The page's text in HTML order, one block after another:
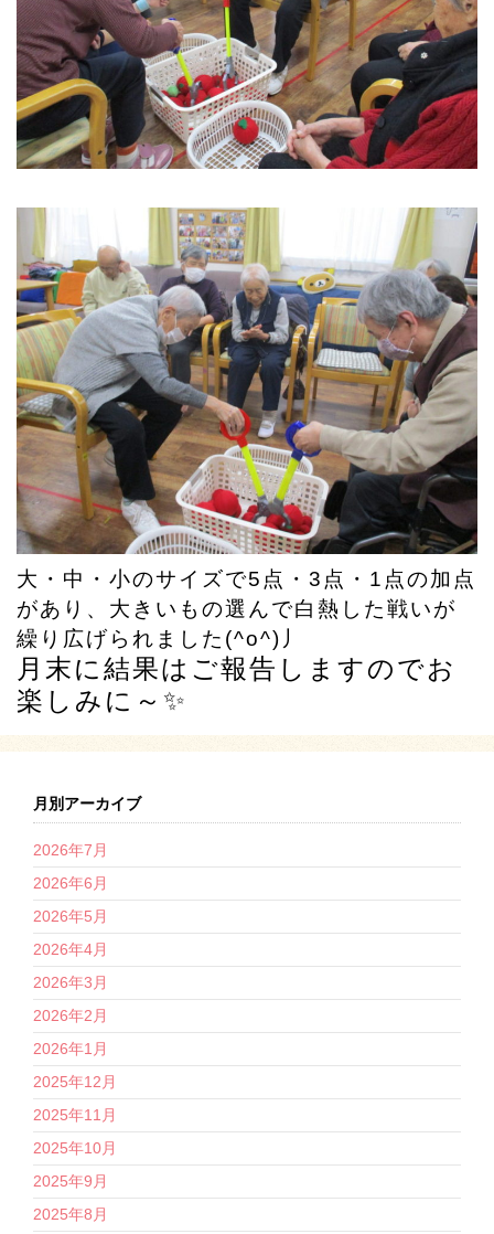
大・中・小のサイズで5点・3点・1点の加点
があり、大きいもの選んで白熱した戦いが
繰り広げられました(^o^)丿
月末に結果はご報告しますのでお
楽しみに～✨
月別アーカイブ
2026年7月
2026年6月
2026年5月
2026年4月
2026年3月
2026年2月
2026年1月
2025年12月
2025年11月
2025年10月
2025年9月
2025年8月